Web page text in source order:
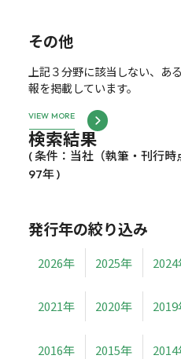
その他
上記３分野に該当しない、あ
報を掲載しています。
VIEW MORE
検索結果
( 条件：当社（執筆・刊行時
97年 )
発行年の絞り込み
2026年 2025年
2021年 2020年
2016年 2015年